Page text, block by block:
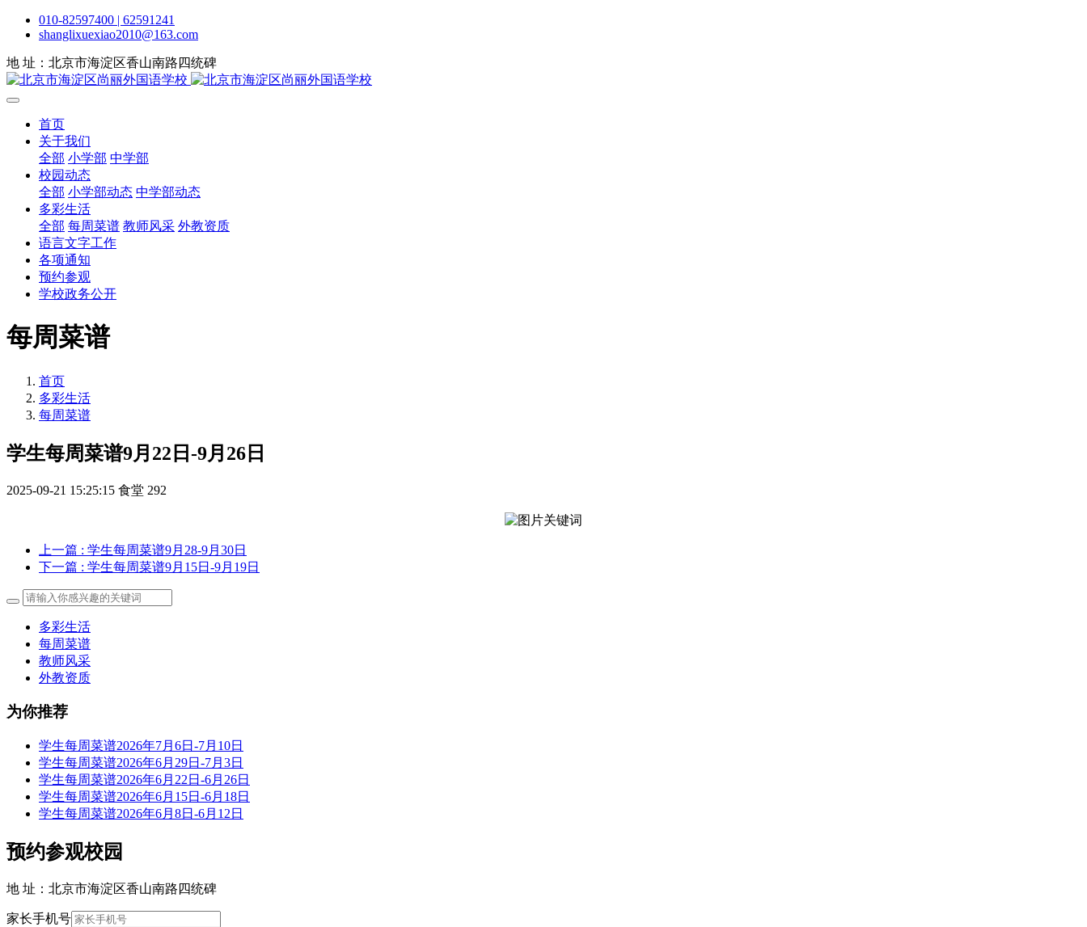
010-82597400 | 62591241
shanglixuexiao2010@163.com
地 址：北京市海淀区香山南路四统碑
首页
关于我们
全部 小学部 中学部
校园动态
全部 小学部动态 中学部动态
多彩生活
全部 每周菜谱 教师风采 外教资质
语言文字工作
各项通知
预约参观
学校政务公开
每周菜谱
首页
多彩生活
每周菜谱
学生每周菜谱9月22日-9月26日
2025-09-21 15:25:15 食堂 292
上一篇 : 学生每周菜谱9月28-9月30日
下一篇 : 学生每周菜谱9月15日-9月19日
多彩生活
每周菜谱
教师风采
外教资质
为你推荐
学生每周菜谱2026年7月6日-7月10日
学生每周菜谱2026年6月29日-7月3日
学生每周菜谱2026年6月22日-6月26日
学生每周菜谱2026年6月15日-6月18日
学生每周菜谱2026年6月8日-6月12日
预约参观校园
地 址：北京市海淀区香山南路四统碑
家长手机号